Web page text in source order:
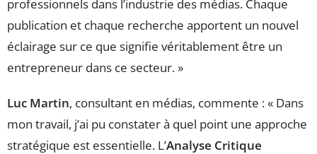
professionnels dans l’industrie des médias. Chaque
publication et chaque recherche apportent un nouvel
éclairage sur ce que signifie véritablement être un
entrepreneur dans ce secteur. »
Luc Martin, consultant en médias, commente : « Dans
mon travail, j’ai pu constater à quel point une approche
stratégique est essentielle. L’Analyse Critique